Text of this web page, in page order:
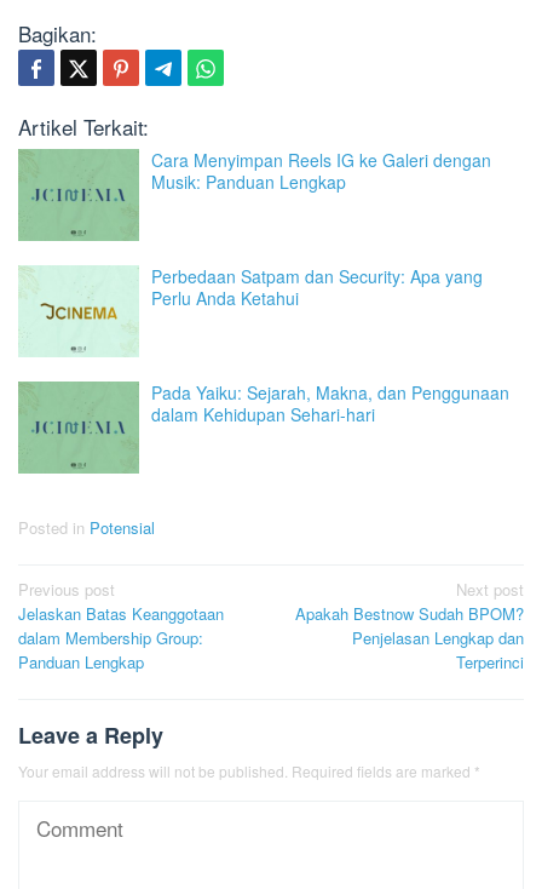
Bagikan:
Artikel Terkait:
Cara Menyimpan Reels IG ke Galeri dengan
Musik: Panduan Lengkap
Perbedaan Satpam dan Security: Apa yang
Perlu Anda Ketahui
Pada Yaiku: Sejarah, Makna, dan Penggunaan
dalam Kehidupan Sehari-hari
Posted in Potensial
Post
navigation
Previous post
Jelaskan Batas Keanggotaan
dalam Membership Group:
Panduan Lengkap
Next post
Apakah Bestnow Sudah BPOM?
Penjelasan Lengkap dan
Terperinci
Leave a Reply
Your email address will not be published. Required fields are marked *